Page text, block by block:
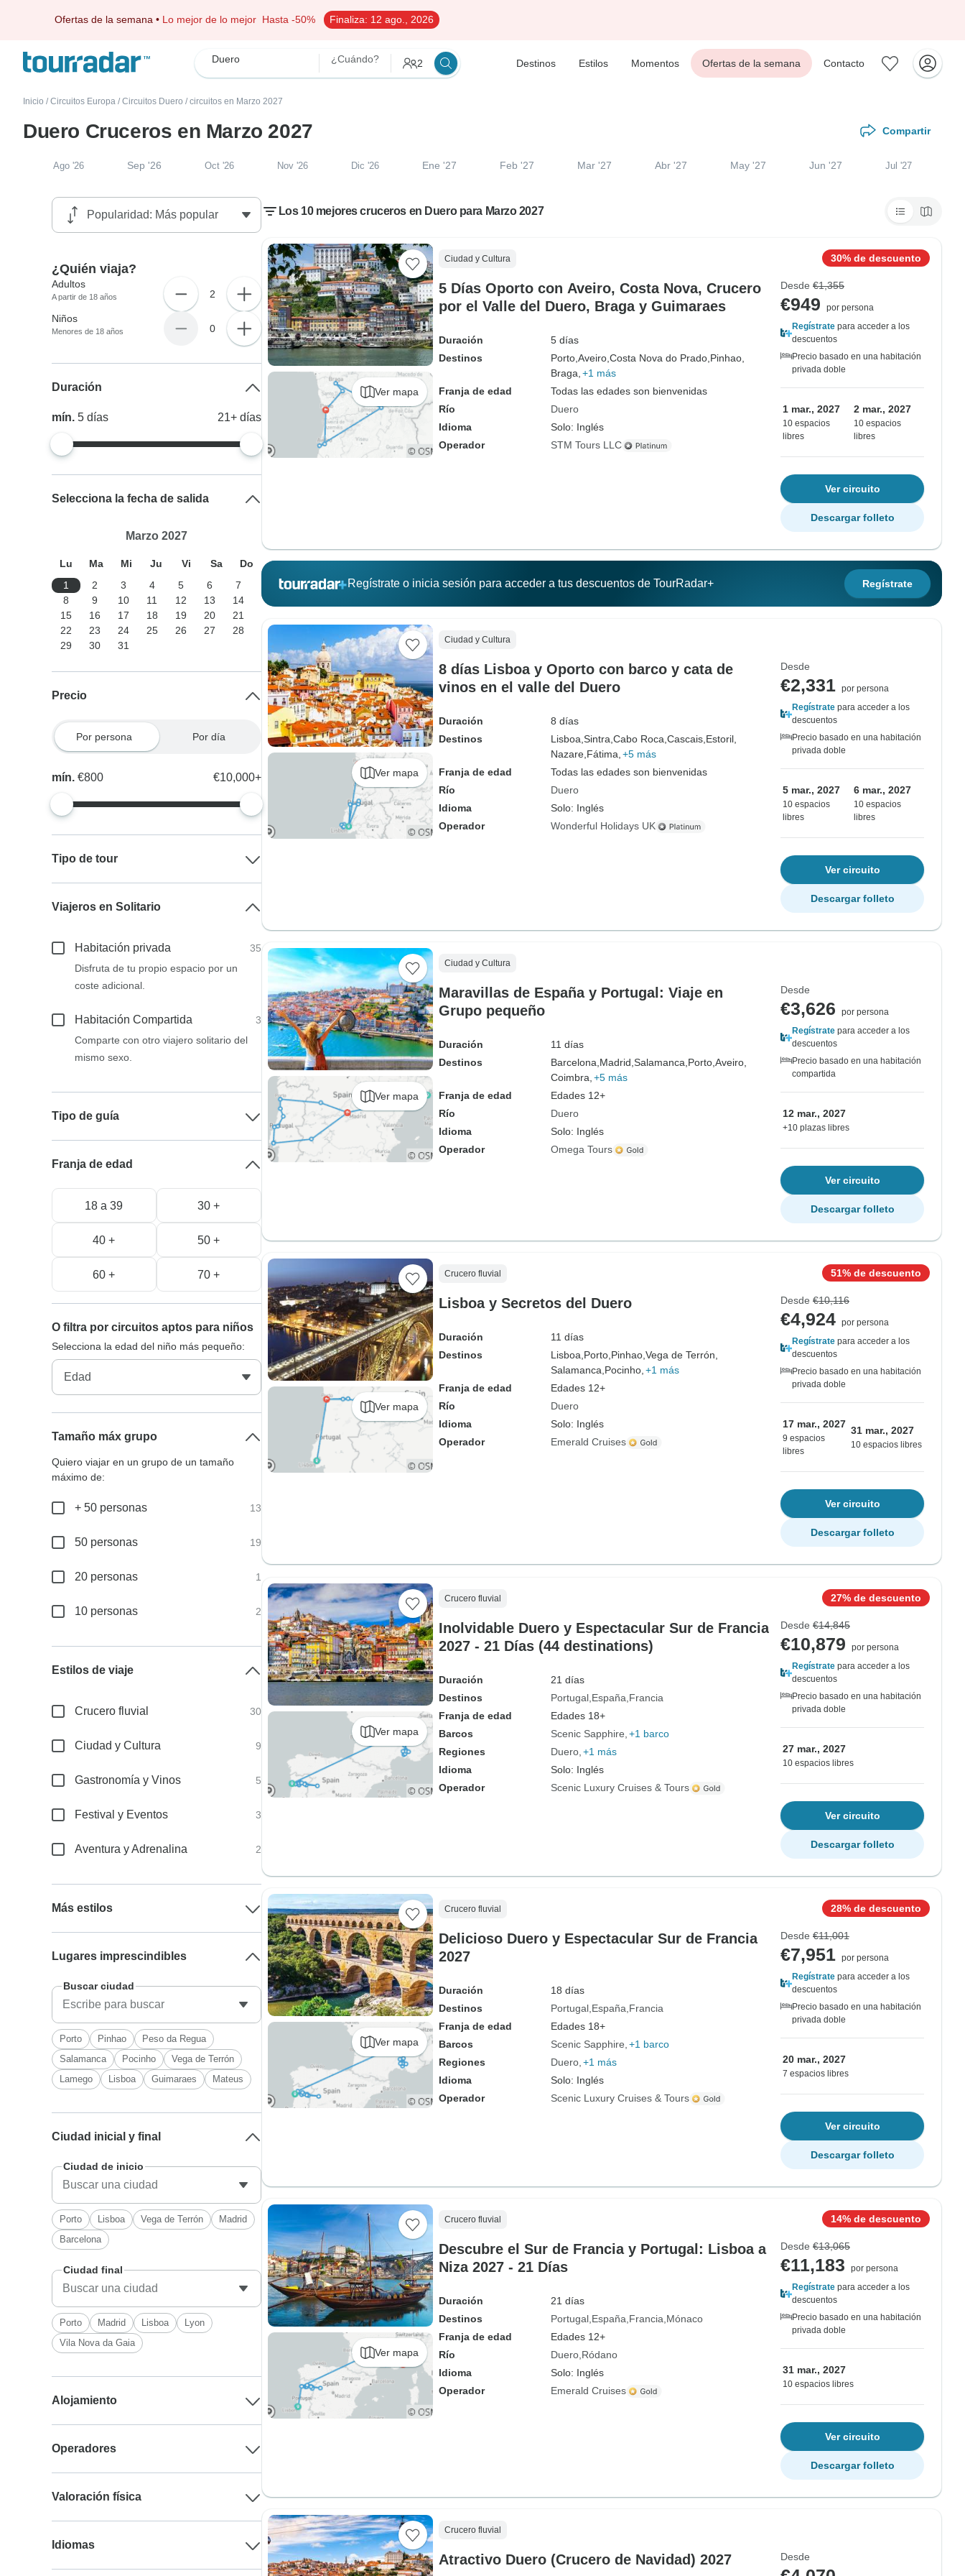
Ofertas de la semana • Lo mejor de lo mejor Hasta -50% Finaliza: 12 ago., 2026
Duero ¿Cuándo? 2 Destinos Estilos Momentos Ofertas de la semana Contacto
Inicio / Circuitos Europa / Circuitos Duero / circuitos en Marzo 2027
Duero Cruceros en Marzo 2027 Compartir
Ago '26 Sep '26 Oct '26 Nov '26 Dic '26 Ene '27 Feb '27 Mar '27 Abr '27 May '27 Jun '27 Jul '27
Los 10 mejores cruceros en Duero para Marzo 2027
Ver mapa
Ciudad y Cultura
5 Días Oporto con Aveiro, Costa Nova, Crucero
por el Valle del Duero, Braga y Guimaraes
Duración
5 días
Destinos
Porto, Aveiro, Costa Nova do Prado, Pinhao,
Braga, +1 más
Franja de edad
Todas las edades son bienvenidas
Río
Duero
Idioma
Solo: Inglés
Operador
STM Tours LLC
30% de descuento
Desde €1,355
€949
por persona
Regístrate para acceder a los
descuentos
Precio basado en una habitación
privada doble
1 mar., 2027
10 espacios
libres
2 mar., 2027
10 espacios
libres
Ver circuito
Descargar folleto
Regístrate o inicia sesión para acceder a tus descuentos de TourRadar+ Regístrate
Ver mapa
Ciudad y Cultura
8 días Lisboa y Oporto con barco y cata de
vinos en el valle del Duero
Duración
8 días
Destinos
Lisboa, Sintra, Cabo Roca, Cascais, Estoril,
Nazare, Fátima, +5 más
Franja de edad
Todas las edades son bienvenidas
Río
Duero
Idioma
Solo: Inglés
Operador
Wonderful Holidays UK
Desde
€2,331 por persona
Regístrate para acceder a los
descuentos
Precio basado en una habitación
privada doble
5 mar., 2027
10 espacios
libres
6 mar., 2027
10 espacios
libres
Ver circuito
Descargar folleto
Ver mapa
Ciudad y Cultura
Maravillas de España y Portugal: Viaje en
Grupo pequeño
Duración
11 días
Destinos
Barcelona, Madrid, Salamanca, Porto, Aveiro,
Coimbra, +5 más
Franja de edad
Edades 12+
Río
Duero
Idioma
Solo: Inglés
Operador
Omega Tours
Desde
€3,626
por persona
Regístrate para acceder a los
descuentos
Precio basado en una habitación
compartida
12 mar., 2027
+10 plazas libres
Ver circuito
Descargar folleto
Ver mapa
Crucero fluvial
Lisboa y Secretos del Duero
Duración
11 días
Destinos
Lisboa, Porto, Pinhao, Vega de Terrón,
Salamanca, Pocinho, +1 más
Franja de edad
Edades 12+
Río
Duero
Idioma
Solo: Inglés
Operador
Emerald Cruises
51% de descuento
Desde €10,116
€4,924 por persona
Regístrate para acceder a los
descuentos
Precio basado en una habitación
privada doble
17 mar., 2027
9 espacios
libres
31 mar., 2027
10 espacios libres
Ver circuito
Descargar folleto
Ver mapa
Crucero fluvial
Inolvidable Duero y Espectacular Sur de Francia
2027 - 21 Días (44 destinations)
Duración
21 días
Destinos
Portugal España Francia
Franja de edad
Edades 18+
Barcos
Scenic Sapphire +1 barco
Regiones
Duero +1 más
Idioma
Solo: Inglés
Operador
Scenic Luxury Cruises & Tours
27% de descuento
Desde €14,845
€10,879
por persona
Regístrate para acceder a los
descuentos
Precio basado en una habitación
privada doble
27 mar., 2027
10 espacios libres
Ver circuito
Descargar folleto
Ver mapa
Crucero fluvial
Delicioso Duero y Espectacular Sur de Francia
2027
Duración
18 días
Destinos
Portugal España Francia
Franja de edad
Edades 18+
Barcos
Scenic Sapphire +1 barco
Regiones
Duero +1 más
Idioma
Solo: Inglés
Operador
Scenic Luxury Cruises & Tours
28% de descuento
Desde €11,001
€7,951 por persona
Regístrate para acceder a los
descuentos
Precio basado en una habitación
privada doble
20 mar., 2027
7 espacios libres
Ver circuito
Descargar folleto
Ver mapa
Crucero fluvial
Descubre el Sur de Francia y Portugal: Lisboa a
Niza 2027 - 21 Días
Duración
21 días
Destinos
Portugal España Francia Mónaco
Franja de edad
Edades 12+
Río
Duero Ródano
Idioma
Solo: Inglés
Operador
Emerald Cruises
14% de descuento
Desde €13,065
€11,183
por persona
Regístrate para acceder a los
descuentos
Precio basado en una habitación
privada doble
31 mar., 2027
10 espacios libres
Ver circuito
Descargar folleto
Crucero fluvial
Atractivo Duero (Crucero de Navidad) 2027 Desde
¿Quién viaja?
Adultos
A partir de 18 años 2
Niños
Menores de 18 años 0
Duración
mín.5días 21+ días
Selecciona la fecha de salida
Marzo 2027
Lu Ma Mi Ju Vi Sa
Do
1
2 3 4 5 6
7
8
9 10 11 12 13
14
15
16 17 18 19 20
21
22
23 24 25 26 27
28
29
30 31
Precio
Por persona Por día
mín.€800 €10,000+
Tipo de tour
Viajeros en Solitario
Habitación privada
35
Disfruta de tu propio espacio por un
coste adicional.
Habitación Compartida
3
Comparte con otro viajero solitario del
mismo sexo.
Tipo de guía
Franja de edad
18 a 39 30 +
40 + 50 +
60 + 70 +
O filtra por circuitos aptos para niños
Selecciona la edad del niño más pequeño:
Tamaño máx grupo
Quiero viajar en un grupo de un tamaño
máximo de:
+ 50 personas 13
50 personas 19
20 personas 1
10 personas 2
Estilos de viaje
Crucero fluvial 30
Ciudad y Cultura 9
Gastronomía y Vinos 5
Festival y Eventos 3
Aventura y Adrenalina 2
Más estilos
Lugares imprescindibles
Buscar ciudad
Porto Pinhao
Peso da Regua
Salamanca
Pocinho
Vega de Terrón
Lamego
Lisboa Guimaraes Mateus
Ciudad inicial y final
Ciudad de inicio
Porto Lisboa Vega de Terrón
Madrid
Barcelona
Ciudad final
Porto Madrid Lisboa
Lyon
Vila Nova da Gaia
Alojamiento
Operadores
Valoración física
Idiomas